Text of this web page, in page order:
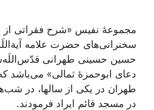
مجموعۀ نفیس «شرح فقراتی از
سخنرانی‌های حضرت علامه
حسین حسینی طهرانی
دعای ابوحمزۀ ثمالی» می‌باشد
طهران در یکی از سالها، در
در مسجد قائم ایراد فرمودند.